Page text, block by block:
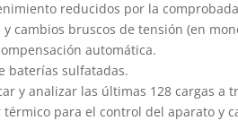
reducidos por la
cambios bruscos de tensión (en
automática.
baterías sulfatadas.
y analizar las últimas 128 cargas a
térmico para el control del aparato y